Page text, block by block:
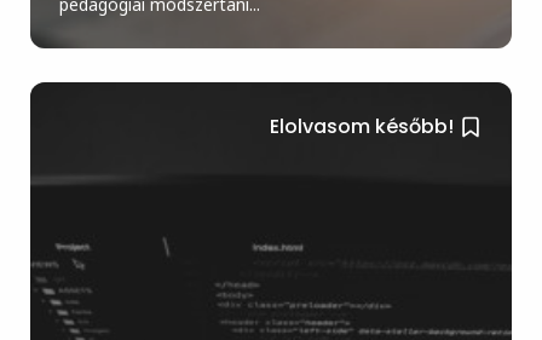
Elolvasom később!